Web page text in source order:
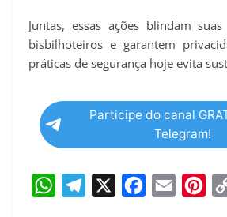
Juntas, essas ações blindam
bisbilhoteiros e garantem
práticas de segurança hoje evita
Participe do canal
Telegram!